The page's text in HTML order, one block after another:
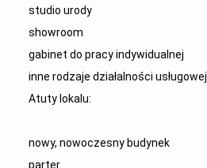
studio urody
showroom
gabinet do pracy indywidualnej
inne rodzaje działalności usługowej
Atuty lokalu:
nowy, nowoczesny budynek
parter